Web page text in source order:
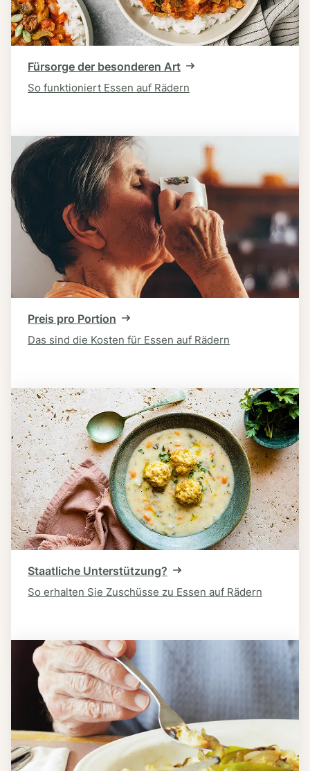
Fürsorge der besonderen Art
So funktioniert Essen auf Rädern
Preis pro Portion
Das sind die Kosten für Essen auf Rädern
Staatliche Unterstützung?
So erhalten Sie Zuschüsse zu Essen auf Rädern